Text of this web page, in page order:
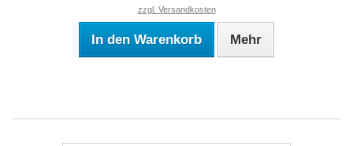
zzgl. Versandkosten
In den Warenkorb Mehr